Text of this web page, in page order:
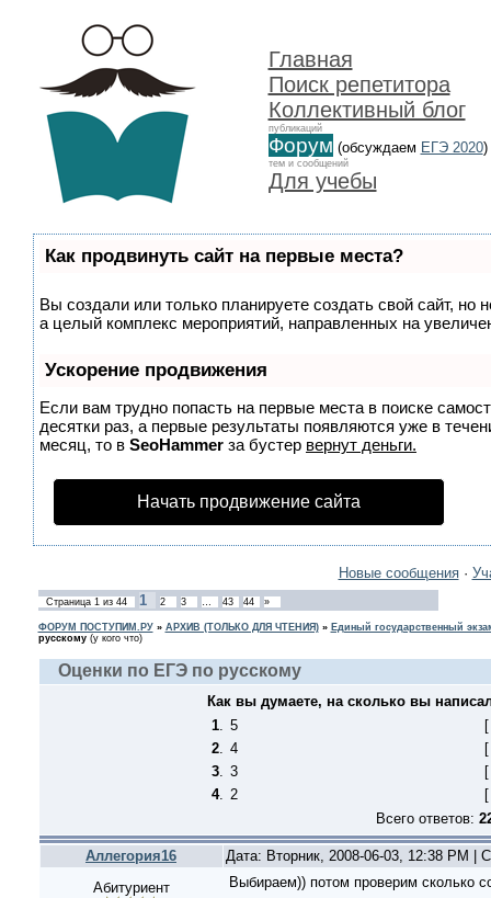
Главная
Поиск репетитора
Коллективный блог
публикаций
Форум (обсуждаем ЕГЭ 2020)
тем и сообщений
Для учебы
Как продвинуть сайт на первые места?
Вы создали или только планируете создать свой сайт, но
а целый комплекс мероприятий, направленных на
Ускорение продвижения
Если вам трудно попасть на первые места в поиске
десятки раз, а первые результаты появляются уже в
месяц, то в SeoHammer за бустер вернут деньги.
Начать продвижение сайта
Новые сообщения·
Страница 1из 44 1 2 3 … 43 44 »
ФОРУМ ПОСТУПИМ.РУ» АРХИВ (ТОЛЬКО ДЛЯ ЧТЕНИЯ)» Единый государственный
русскому (у кого что)
Оценки по ЕГЭ по русскому
Как вы думаете, на сколько вы
1. 5
2. 4
3. 3
4. 2
Всего ответов:
Аллегория16
Дата: Вторник, 2008-06-03, 12:38 PM |
Абитуриент
Выбираем)) потом проверим сколько